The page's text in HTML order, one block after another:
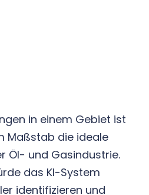
in einem Gebiet ist
Maßstab die ideale
Öl- und Gasindustrie.
das KI-System
identifizieren und